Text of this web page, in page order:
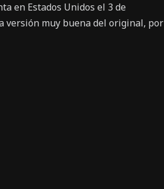
en Estados Unidos el 3 de
versión muy buena del original, por